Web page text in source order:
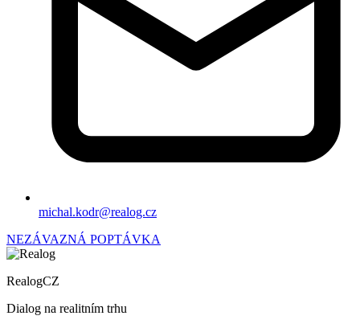
michal.kodr@realog.cz
NEZÁVAZNÁ POPTÁVKA
RealogCZ
Dialog na realitním trhu